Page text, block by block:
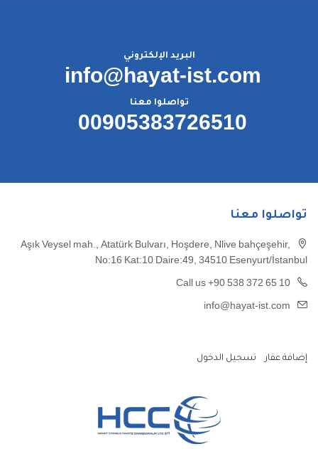
البريد الإلكتروني
info@hayat-ist.com
تواصلوا معنا
00905383726510
تواصلوا معنا
Aşık Veysel mah., Atatürk Bulvarı, Hoşdere, Nlive bahçeşehir,
No:16 Kat:10 Daire:49, 34510 Esenyurt/İstanbul
Call us +90 538 372 65 10
info@hayat-ist.com
إضافة عقار تسجيل الدخول